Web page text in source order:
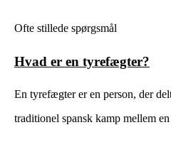
Ofte stillede spørgsmål
Hvad er en tyrefægter?
En tyrefægter er en person, der
traditionel spansk kamp mellem